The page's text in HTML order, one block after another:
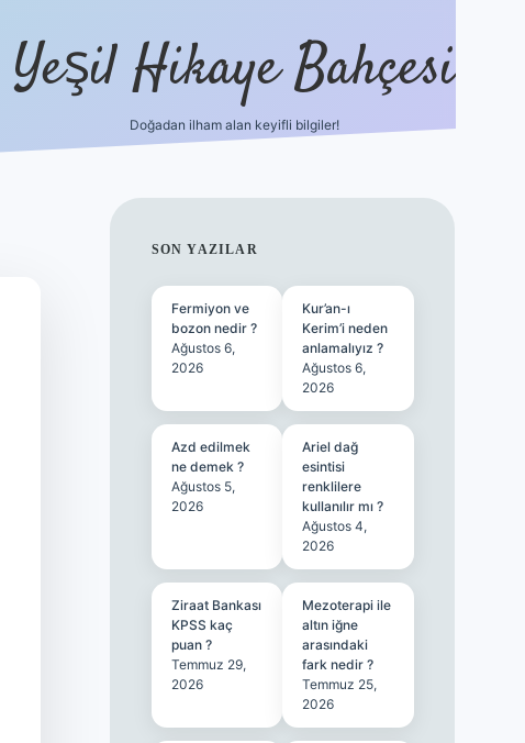
Yeşil Hikaye Bahçesi
Doğadan ilham alan keyifli bilgiler!
SIDEBAR
SON YAZILAR
Fermiyon ve
bozon nedir ?
Ağustos 6,
2026
Kur’an-ı
Kerim’i neden
anlamalıyız ?
Ağustos 6,
2026
Azd edilmek
ne demek ?
Ağustos 5,
2026
Ariel dağ
esintisi
renklilere
kullanılır mı ?
Ağustos 4,
2026
Ziraat Bankası
KPSS kaç
puan ?
Temmuz 29,
2026
Mezoterapi ile
altın iğne
arasındaki
fark nedir ?
Temmuz 25,
2026
ilbet güncel giriş adresiilbet